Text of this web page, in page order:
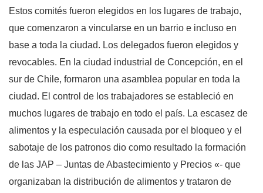
Estos comités fueron elegidos en los lugares de trabajo,
que comenzaron a vincularse en un barrio e incluso en
base a toda la ciudad. Los delegados fueron elegidos y
revocables. En la ciudad industrial de Concepción, en el
sur de Chile, formaron una asamblea popular en toda la
ciudad. El control de los trabajadores se estableció en
muchos lugares de trabajo en todo el país. La escasez de
alimentos y la especulación causada por el bloqueo y el
sabotaje de los patronos dio como resultado la formación
de las JAP – Juntas de Abastecimiento y Precios «- que
organizaban la distribución de alimentos y trataron de